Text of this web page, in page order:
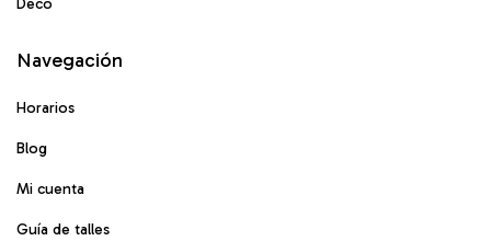
Deco
Navegación
Horarios
Blog
Mi cuenta
Guía de talles